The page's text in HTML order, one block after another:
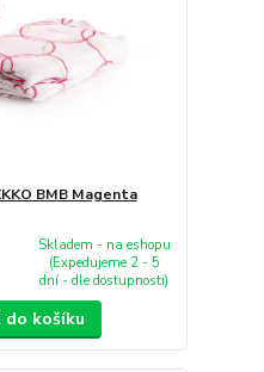
BMB Magenta
Skladem - na eshopu
(Expedujeme 2 - 5
dní - dle dostupnosti)
do košíku